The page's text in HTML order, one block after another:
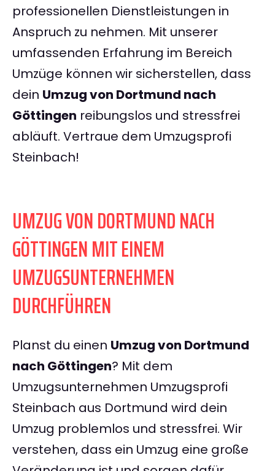
professionellen Dienstleistungen in
Anspruch zu nehmen. Mit unserer
umfassenden Erfahrung im Bereich
Umzüge können wir sicherstellen, dass
dein Umzug von Dortmund nach
Göttingen reibungslos und stressfrei
abläuft. Vertraue dem Umzugsprofi
Steinbach!
UMZUG VON DORTMUND NACH
GÖTTINGEN MIT EINEM
UMZUGSUNTERNEHMEN
DURCHFÜHREN
Planst du einen Umzug von Dortmund
nach Göttingen? Mit dem
Umzugsunternehmen Umzugsprofi
Steinbach aus Dortmund wird dein
Umzug problemlos und stressfrei. Wir
verstehen, dass ein Umzug eine große